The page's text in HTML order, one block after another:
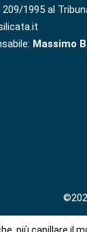
1995 al
Massimo